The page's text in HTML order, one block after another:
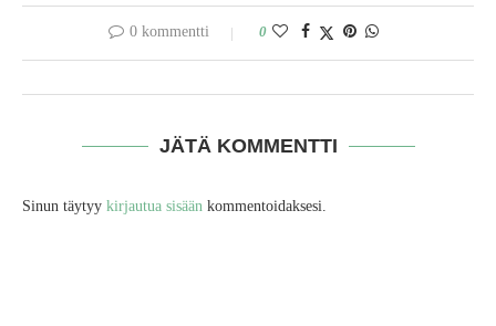
0 kommentti 0
JÄTÄ KOMMENTTI
Sinun täytyy kirjautua sisään kommentoidaksesi.